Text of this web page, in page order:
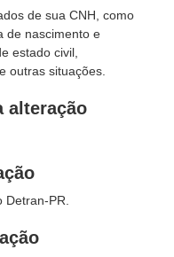
de sua CNH, como
de nascimento e
estado civil,
outras situações.
alteração
PR.